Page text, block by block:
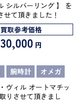
シルバーリング 】 を
せて頂きました！
買取参考価格
30,000 円
腕時計
オメガ
ヴィル オートマチッ
りさせて頂きまし